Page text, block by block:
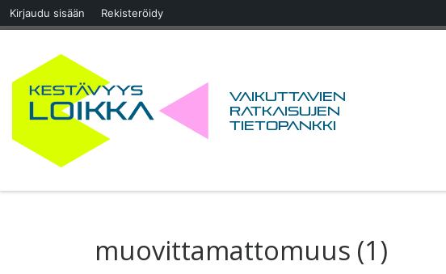
Kirjaudu sisään Rekisteröidy
Skip to content
Vaikuttavien
ratkaisujen
tietopankki
muovittamattomuus (1)